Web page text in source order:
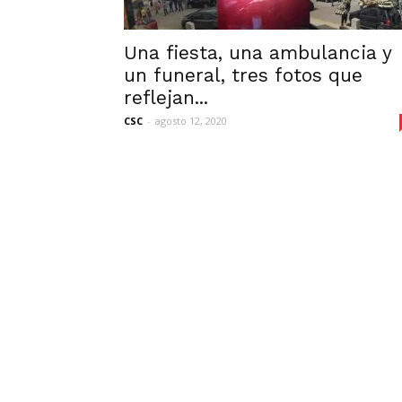
Una fiesta, una ambulancia y
un funeral, tres fotos que
reflejan...
CSC - agosto 12, 2020